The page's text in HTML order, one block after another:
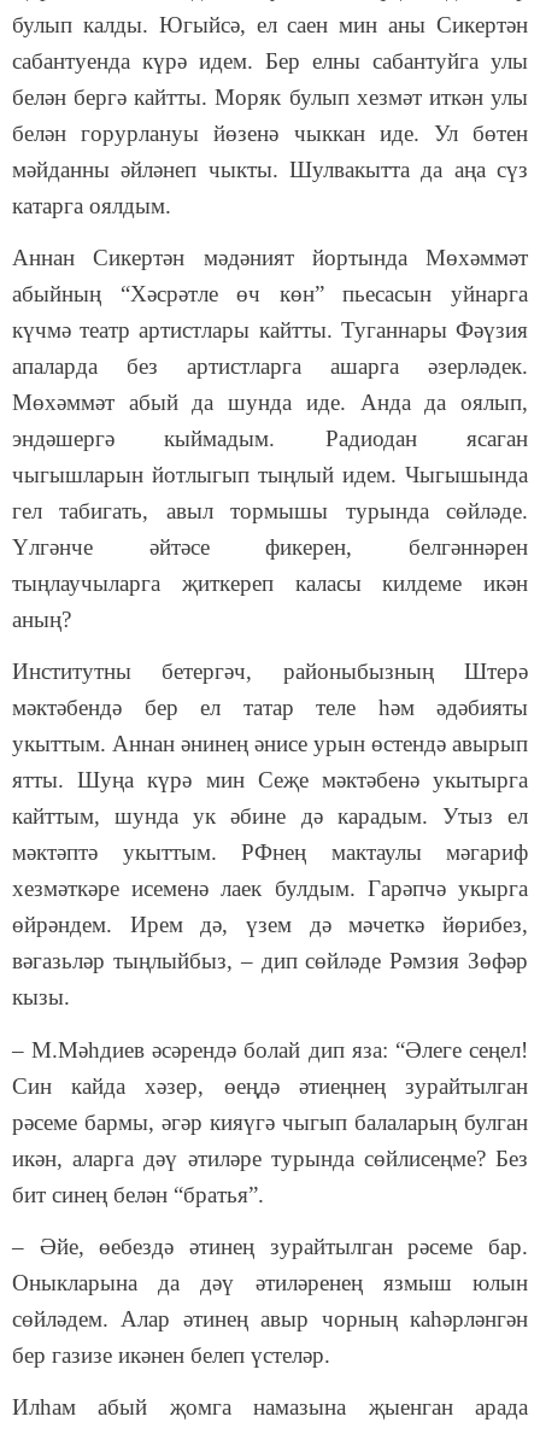
булып калды. Югыйсә, ел саен мин аны Сикертән
сабантуенда күрә идем. Бер елны сабантуйга улы
белән бергә кайтты. Моряк булып хезмәт иткән улы
белән горурлануы йөзенә чыккан иде. Ул бөтен
мәйданны әйләнеп чыкты. Шулвакытта да аңа сүз
катарга оялдым.
Аннан Сикертән мәдәният йортында Мөхәммәт
абыйның “Хәсрәтле өч көн” пьесасын уйнарга
күчмә театр артистлары кайтты. Туганнары Фәүзия
апаларда без артистларга ашарга әзерләдек.
Мөхәммәт абый да шунда иде. Анда да оялып,
эндәшергә кыймадым. Радиодан ясаган
чыгышларын йотлыгып тыңлый идем. Чыгышында
гел табигать, авыл тормышы турында сөйләде.
Үлгәнче әйтәсе фикерен, белгәннәрен
тыңлаучыларга җиткереп каласы килдеме икән
аның?
Институтны бетергәч, районыбызның Штерә
мәктәбендә бер ел татар теле һәм әдәбияты
укыттым. Аннан әнинең әнисе урын өстендә авырып
ятты. Шуңа күрә мин Сеҗе мәктәбенә укытырга
кайттым, шунда ук әбине дә карадым. Утыз ел
мәктәптә укыттым. РФнең мактаулы мәгариф
хезмәткәре исеменә лаек булдым. Гарәпчә укырга
өйрәндем. Ирем дә, үзем дә мәчеткә йөрибез,
вәгазьләр тыңлыйбыз, – дип сөйләде Рәмзия Зөфәр
кызы.
– М.Мәһдиев әсәрендә болай дип яза: “Әлеге сеңел!
Син кайда хәзер, өеңдә әтиеңнең зурайтылган
рәсеме бармы, әгәр кияүгә чыгып балаларың булган
икән, аларга дәү әтиләре турында сөйлисеңме? Без
бит синең белән “братья”.
– Әйе, өебездә әтинең зурайтылган рәсеме бар.
Оныкларына да дәү әтиләренең язмыш юлын
сөйләдем. Алар әтинең авыр чорның каһәрләнгән
бер газизе икәнен белеп үстеләр.
Илһам абый җомга намазына җыенган арада